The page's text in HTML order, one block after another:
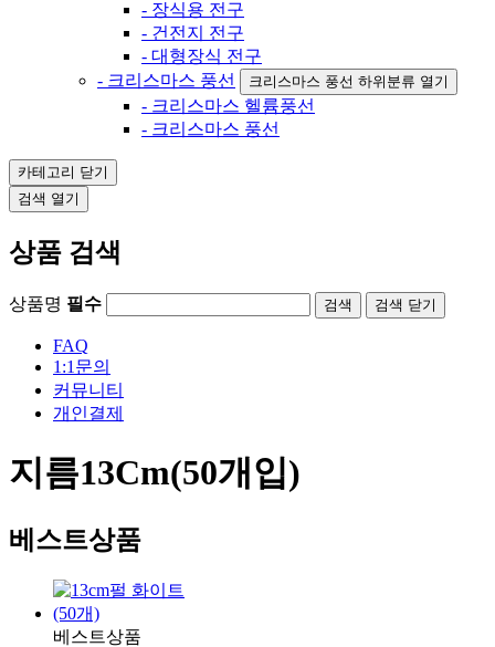
- 장식용 전구
- 건전지 전구
- 대형장식 전구
- 크리스마스 풍선
크리스마스 풍선 하위분류 열기
- 크리스마스 헬륨풍선
- 크리스마스 풍선
카테고리 닫기
검색 열기
상품 검색
상품명 필수 검색 닫기
FAQ
1:1문의
커뮤니티
개인결제
지름13Cm(50개입)
베스트상품
베스트상품